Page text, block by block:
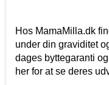
Hos MamaMilla.dk
under din graviditet
dages byttegaranti
her for at se deres